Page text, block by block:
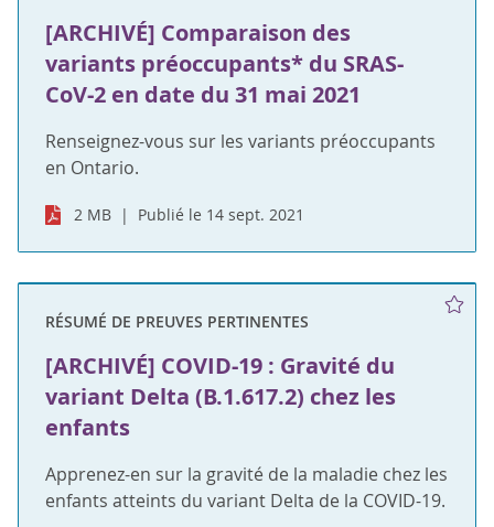
[ARCHIVÉ] Comparaison des
variants préoccupants* du SRAS-
CoV-2 en date du 31 mai 2021
Renseignez-vous sur les variants préoccupants
en Ontario.
2 MB Publié le 14 sept. 2021
RÉSUMÉ DE PREUVES PERTINENTES
[ARCHIVÉ] COVID-19 : Gravité du
variant Delta (B.1.617.2) chez les
enfants
Apprenez-en sur la gravité de la maladie chez les
enfants atteints du variant Delta de la COVID-19.